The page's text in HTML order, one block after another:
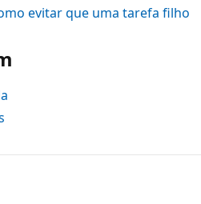
evitar que uma tarefa filho